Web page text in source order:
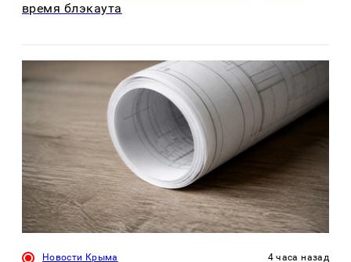
время блэкаута
Новости Крыма 4 часа назад